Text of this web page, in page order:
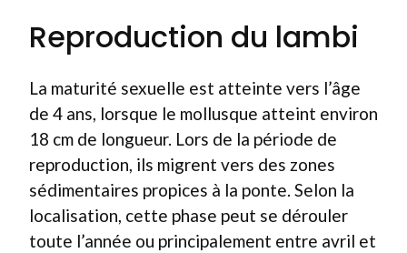
Reproduction du lambi
La maturité sexuelle est atteinte vers l’âge
de 4 ans, lorsque le mollusque atteint environ
18 cm de longueur. Lors de la période de
reproduction, ils migrent vers des zones
sédimentaires propices à la ponte. Selon la
localisation, cette phase peut se dérouler
toute l’année ou principalement entre avril et